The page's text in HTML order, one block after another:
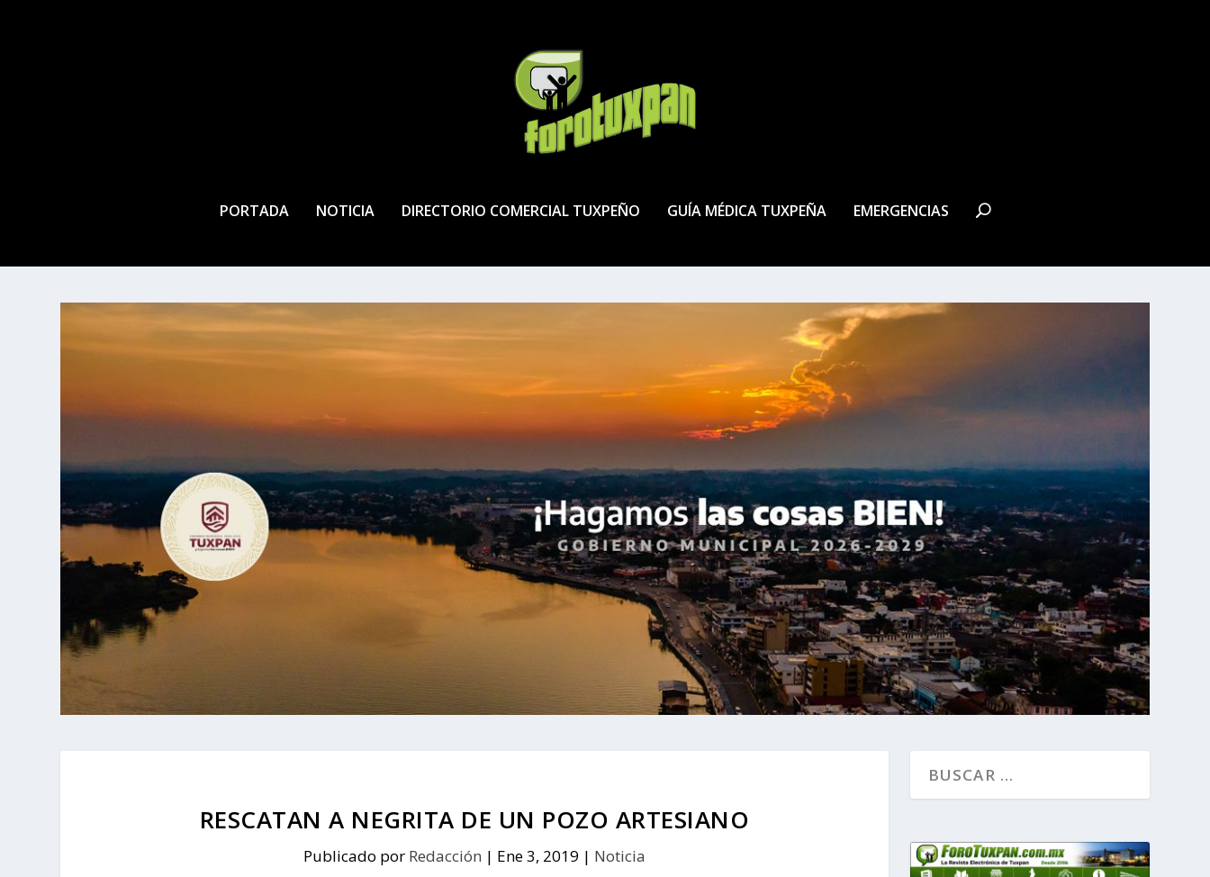
PORTADA NOTICIA DIRECTORIO COMERCIAL TUXPEÑO GUÍA MÉDICA TUXPEÑA EMERGENCIAS
RESCATAN A NEGRITA DE UN POZO ARTESIANO
Publicado por Redacción | Ene 3, 2019 | Noticia